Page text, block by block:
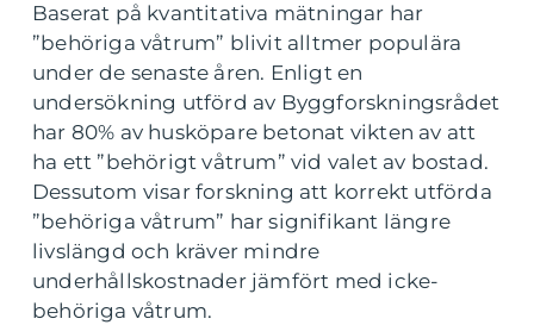
Baserat på kvantitativa mätningar har
”behöriga våtrum” blivit alltmer populära
under de senaste åren. Enligt en
undersökning utförd av Byggforskningsrådet
har 80% av husköpare betonat vikten av att
ha ett ”behörigt våtrum” vid valet av bostad.
Dessutom visar forskning att korrekt utförda
”behöriga våtrum” har signifikant längre
livslängd och kräver mindre
underhållskostnader jämfört med icke-
behöriga våtrum.